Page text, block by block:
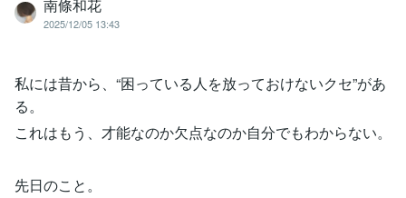
南條和花
2025/12/05 13:43
私には昔から、“困っている人を放っておけないクセ”があ
る。
これはもう、才能なのか欠点なのか自分でもわからない。
先日のこと。